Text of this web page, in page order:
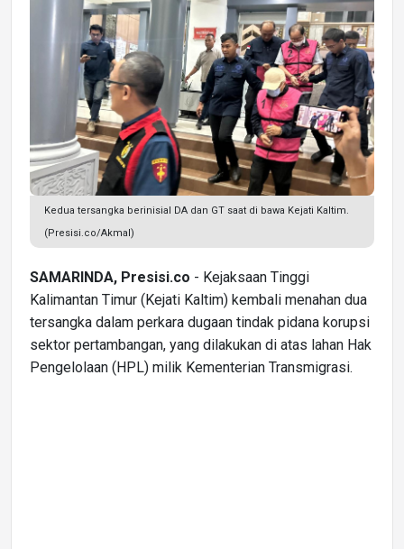
Kedua tersangka berinisial DA dan GT saat di bawa Kejati Kaltim.
(Presisi.co/Akmal)
SAMARINDA, Presisi.co - Kejaksaan Tinggi
Kalimantan Timur (Kejati Kaltim) kembali menahan dua
tersangka dalam perkara dugaan tindak pidana korupsi
sektor pertambangan, yang dilakukan di atas lahan Hak
Pengelolaan (HPL) milik Kementerian Transmigrasi.